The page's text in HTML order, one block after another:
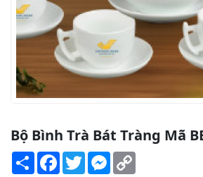
Bộ Bình Trà Bát Tràng Mã
Share Facebook
TwitterMessenger